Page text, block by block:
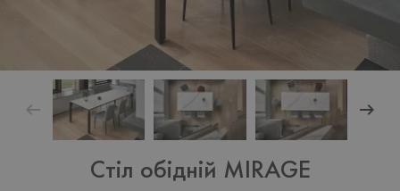
Стіл обідній MIRAGE